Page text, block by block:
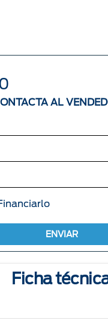
AL
ENVIAR
Ficha